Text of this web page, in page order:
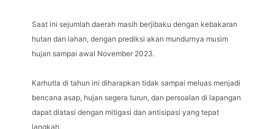
Saat ini sejumlah daerah masih berjibaku dengan kebakaran
hutan dan lahan, dengan prediksi akan mundurnya musim
hujan sampai awal November 2023.
Karhutla di tahun ini diharapkan tidak sampai meluas menjadi
bencana asap, hujan segera turun, dan persoalan di lapangan
dapat diatasi dengan mitigasi dan antisipasi yang tepat
langkah.